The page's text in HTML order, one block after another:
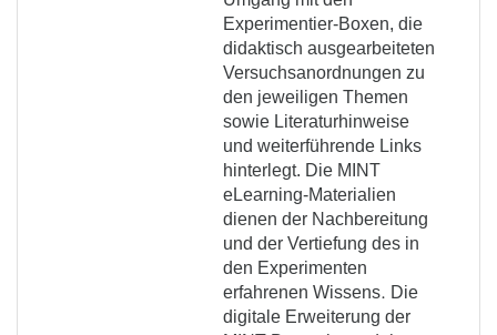
Experimentier-Boxen, die
didaktisch ausgearbeiteten
Versuchsanordnungen zu
den jeweiligen Themen
sowie Literaturhinweise
und weiterführende Links
hinterlegt. Die MINT
eLearning-Materialien
dienen der Nachbereitung
und der Vertiefung des in
den Experimenten
erfahrenen Wissens. Die
digitale Erweiterung der